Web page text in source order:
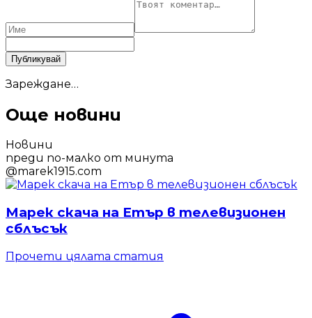
Публикувай
Зареждане…
Още новини
Новини
преди по-малко от минута
@marek1915.com
Марек скача на Етър в телевизионен
сблъсък
Прочети цялата статия